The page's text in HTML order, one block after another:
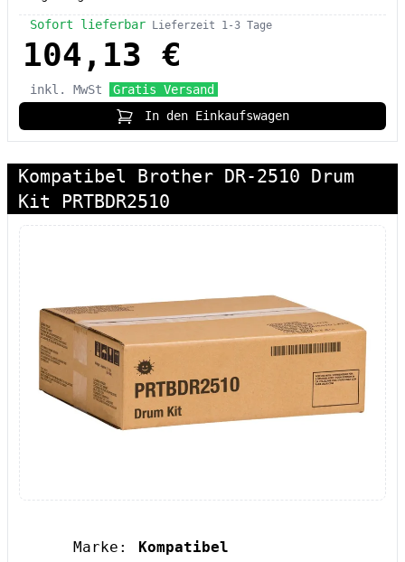
Sofort lieferbar Lieferzeit 1-3 Tage
104,13 €
inkl. MwSt
Gratis Versand
In den Einkaufswagen
Kompatibel Brother DR-2510 Drum
Kit PRTBDR2510
Marke:
Kompatibel